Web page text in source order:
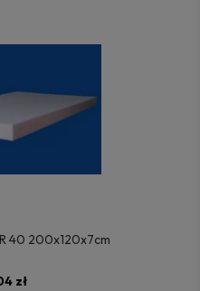
40 200x120x7cm
zł